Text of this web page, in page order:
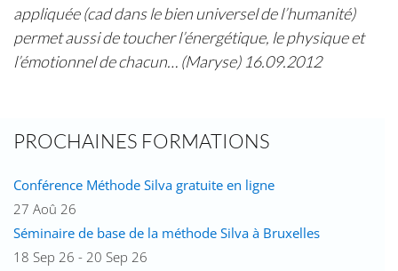
appliquée (cad dans le bien universel de l’humanité)
permet aussi de toucher l’énergétique, le physique et
l’émotionnel de chacun… (Maryse) 16.09.2012
PROCHAINES FORMATIONS
Conférence Méthode Silva gratuite en ligne
27 Aoû 26
Séminaire de base de la méthode Silva à Bruxelles
18 Sep 26 - 20 Sep 26